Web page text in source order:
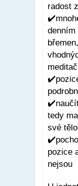
radost
tedy
své tělo
pozice
nejsou